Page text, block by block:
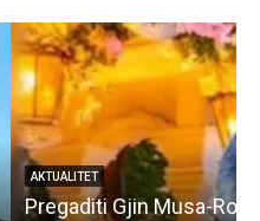
Shtator 2025